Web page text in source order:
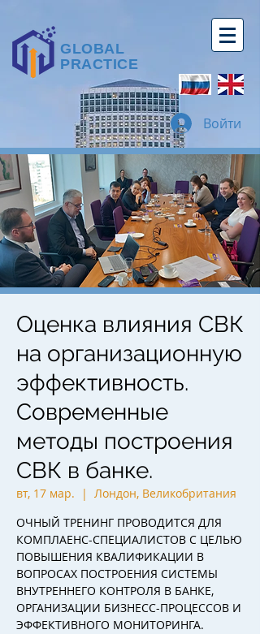
GLOBAL
PRACTICE
Войти
Оценка влияния СВК
на организационную
эффективность.
Современные
методы построения
СВК в банке.
вт, 17 мар.
  |
Лондон, Великобритания
ОЧНЫЙ ТРЕНИНГ ПРОВОДИТСЯ ДЛЯ
КОМПЛАЕНС-СПЕЦИАЛИСТОВ С ЦЕЛЬЮ
ПОВЫШЕНИЯ КВАЛИФИКАЦИИ В
ВОПРОСАХ ПОСТРОЕНИЯ СИСТЕМЫ
ВНУТРЕННЕГО КОНТРОЛЯ В БАНКЕ,
ОРГАНИЗАЦИИ БИЗНЕСС-ПРОЦЕССОВ И
ЭФФЕКТИВНОГО МОНИТОРИНГА.